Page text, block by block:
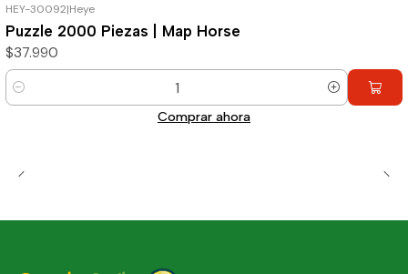
HEY-30092|Heye
Puzzle 2000 Piezas | Map Horse
$37.990
Cantidad
Comprar ahora